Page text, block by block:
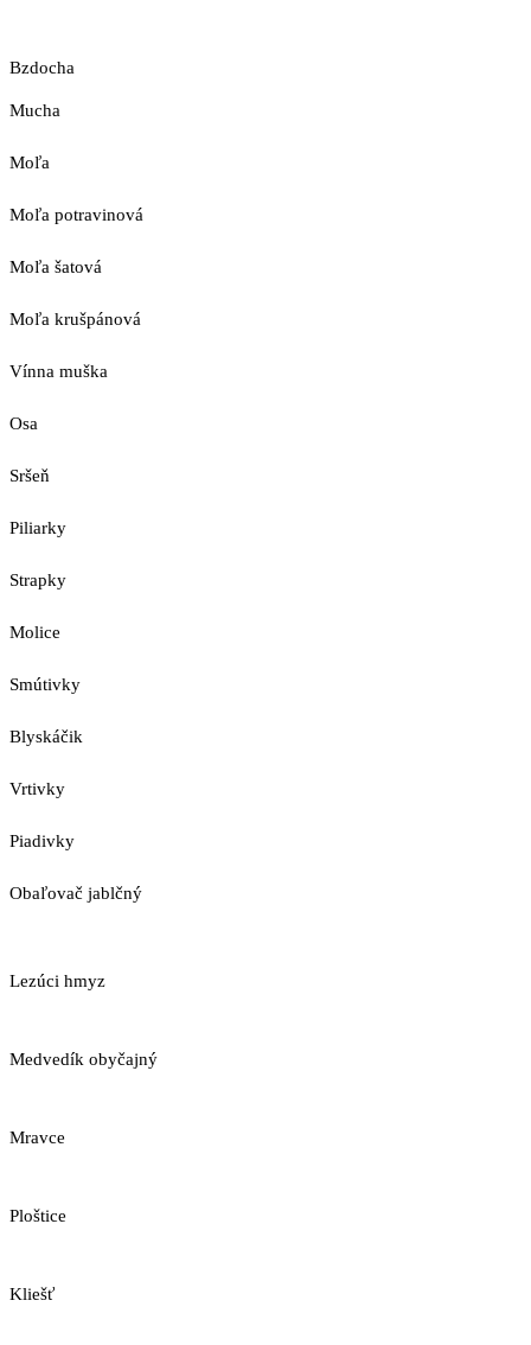
Bzdocha
Mucha
Moľa
Moľa potravinová
Moľa šatová
Moľa krušpánová
Vínna muška
Osa
Sršeň
Piliarky
Strapky
Molice
Smútivky
Blyskáčik
Vrtivky
Piadivky
Obaľovač jablčný
Lezúci hmyz
Medvedík obyčajný
Mravce
Ploštice
Kliešť